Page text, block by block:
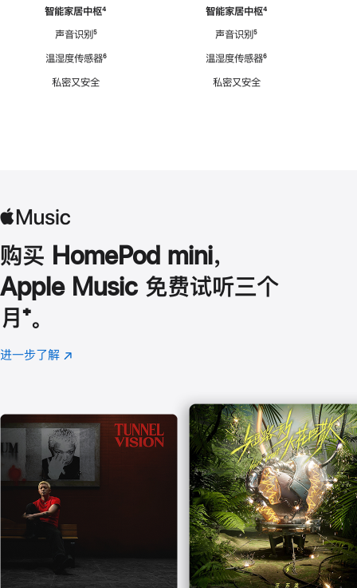
智能家居中枢脚
⁴
声音识别脚
⁵
温湿度传感器脚
⁶
私密又安全
智能家居中枢脚
⁴
声音识别脚
⁵
温湿度传感器脚
⁶
私密又安全
购买 HomePod mini，
Apple Music 免费试听三个
月 脚
注
⁺。
进一步了解 Apple
(在
口
中
打
开)